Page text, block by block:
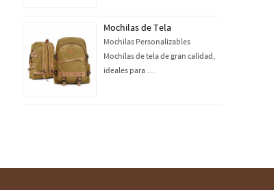
Mochilas de Tela
Mochilas Personalizables
Mochilas de tela de gran calidad,
ideales para …